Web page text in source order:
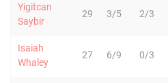
Yigitcan
Saybir
29 3/5 2/3
Isaiah
Whaley
27 6/9 0/3